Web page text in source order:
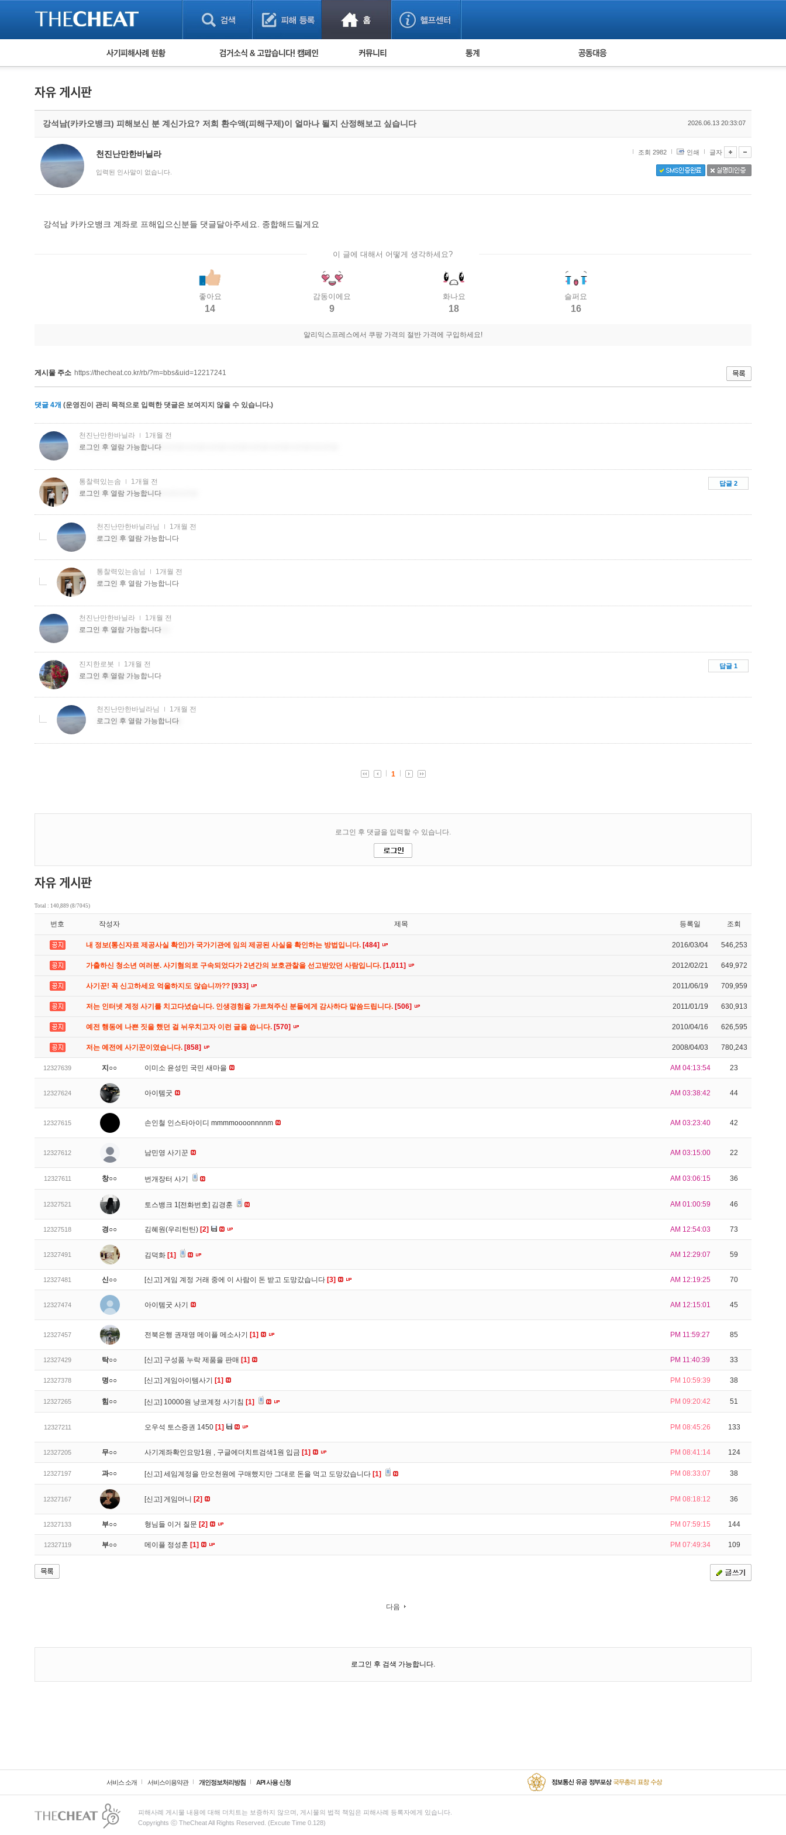
피해사례 현황
보이스피싱 피해사례
유해사이트 목록
비공개 피해사례
검거 소식 사기 예방했어요! 누적 피해사례 통계 피해자 공동대응
강석남(카카오뱅크) 피해보신 분 계신가요? 저희 환수액(피해구제)이 얼마나 될지 산정해보고 싶습니다 2026.06.13 20:33:07
천진난만한바닐라
입력된 인사말이 없습니다.
조회 2982 인쇄 글자
강석남 카카오뱅크 계좌로 프해입으신분들 댓글달아주세요. 종합해드릴게요
이 글에 대해서 어떻게 생각하세요?
좋아요
14
감동이에요
9
화나요
18
슬퍼요
16
알리익스프레스에서 쿠팡 가격의 절반 가격에 구입하세요!
게시물 주소 https://thecheat.co.kr/rb/?m=bbs&uid=12217241
댓글 4개 (운영진이 관리 목적으로 입력한 댓글은 보여지지 않을 수 있습니다.)
Total : 140,889 (8/7045)
번호 작성자 제목 등록일 조회
내 정보(통신자료 제공사실 확인)가 국가기관에 임의 제공된 사실을 확인하는 방법입니다. [484] 2016/03/04 546,253
가출하신 청소년 여러분. 사기혐의로 구속되었다가 2년간의 보호관찰을 선고받았던 사람입니다. [1,011] 2012/02/21 649,972
사기꾼! 꼭 신고하세요 억울하지도 않습니까?? [933] 2011/06/19 709,959
저는 인터넷 계정 사기를 치고다녔습니다. 인생경험을 가르쳐주신 분들에게 감사하다 말씀드립니다. [506] 2011/01/19 630,913
예전 행동에 나쁜 짓을 했던 걸 뉘우치고자 이런 글을 씁니다. [570] 2010/04/16 626,595
저는 예전에 사기꾼이였습니다. [858] 2008/04/03 780,243
12327639 지○○ 이미소 윤성민 국민 새마을 AM 04:13:54 23
12327624 아이템굿 AM 03:38:42 44
12327615 손인철 인스타아이디 mmmmoooonnnnm AM 03:23:40 42
12327612 남민영 사기꾼 AM 03:15:00 22
12327611 창○○ 번개장터 사기 AM 03:06:15 36
12327521 토스뱅크 1[전화번호] 김경훈 AM 01:00:59 46
12327518 경○○ 김혜원(우리틴틴) [2] AM 12:54:03 73
12327491 김덕화 [1] AM 12:29:07 59
12327481 신○○ [신고] 게임 계정 거래 중에 이 사람이 돈 받고 도망갔습니다 [3] AM 12:19:25 70
12327474 아이템굿 사기 AM 12:15:01 45
12327457 전북은행 권재영 메이플 메소사기 [1] PM 11:59:27 85
12327429 탁○○ [신고] 구성품 누락 제품을 판매 [1] PM 11:40:39 33
12327378 명○○ [신고] 게임아이템사기 [1] PM 10:59:39 38
12327265 힘○○ [신고] 10000원 냥코계정 사기침 [1] PM 09:20:42 51
12327211 오우석 토스증권 1450 [1] PM 08:45:26 133
12327205 무○○ 사기계좌확인요망1원 , 구글에더치트검색1원 입금 [1] PM 08:41:14 124
12327197 과○○ [신고] 세임계정을 만오천원에 구매했지만 그대로 돈을 먹고 도망갔습니다 [1] PM 08:33:07 38
12327167 [신고] 게임머니 [2] PM 08:18:12 36
12327133 부○○ 형님들 이거 질문 [2] PM 07:59:15 144
12327119 부○○ 메이플 정성훈 [1] PM 07:49:34 109
다음
로그인 후 검색 가능합니다.
서비스 소개 서비스이용약관 개인정보처리방침 API 사용 신청
피해사례 게시물 내용에 대해 더치트는 보증하지 않으며, 게시물의 법적 책임은 피해사례 등록자에게 있습니다.
Copyrights ⓒ TheCheat All Rights Reserved. (Excute Time 0.128)